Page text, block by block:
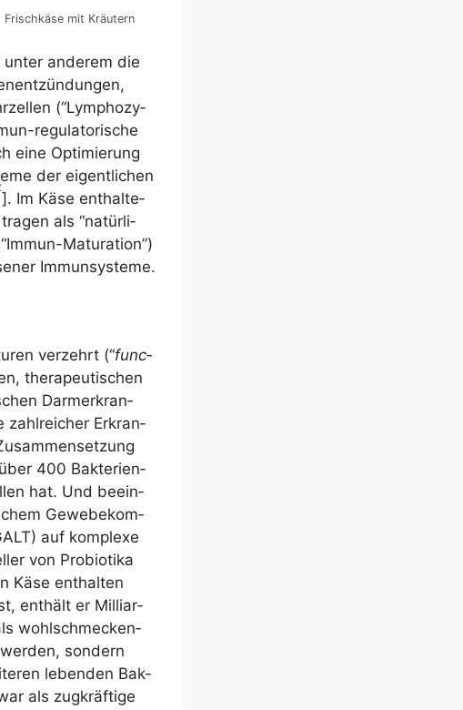
Frisch­kä­se mit Kräutern
ande­rem die
(“Lym­pho­zy­
regu­la­to­ri­sche
eine Opti­mie­rung
der eigent­li­chen
]. Im Käse ent­hal­te­
als “natür­li­
Matu­ra­ti­on”)
Immunsysteme.
ver­zehrt (“func­
the­ra­peu­ti­schen
Darm­er­kran­
zahl­rei­cher Erkran­
400 Bak­te­ri­en­
hat. Und beein­
Gewe­be­kom­
auf kom­ple­xe
von Pro­bio­ti­ka
Käse ent­hal­ten
ent­hält er Mil­li­ar­
wohl­schme­cken­
son­dern
leben­den Bak­
als zug­kräf­ti­ge